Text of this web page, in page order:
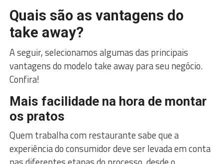
Quais são as vantagens do
take away?
A seguir, selecionamos algumas das principais
vantagens do modelo take away para seu negócio.
Confira!
Mais facilidade na hora de montar
os pratos
Quem trabalha com restaurante sabe que a
experiência do consumidor deve ser levada em conta